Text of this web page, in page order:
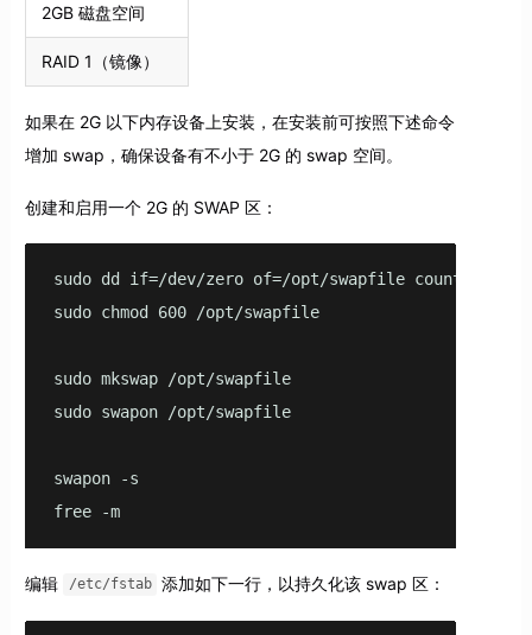
2GB 磁盘空间
RAID 1（镜像）
如果在 2G 以下内存设备上安装，在安装前可按照下述命令
增加 swap，确保设备有不小于 2G 的 swap 空间。
创建和启用一个 2G 的 SWAP 区：
sudo dd if=/dev/zero of=/opt/swapfile count=2048
sudo chmod 600 /opt/swapfile
sudo mkswap /opt/swapfile
sudo swapon /opt/swapfile
swapon -s
free -m
编辑 /etc/fstab 添加如下一行，以持久化该 swap 区：